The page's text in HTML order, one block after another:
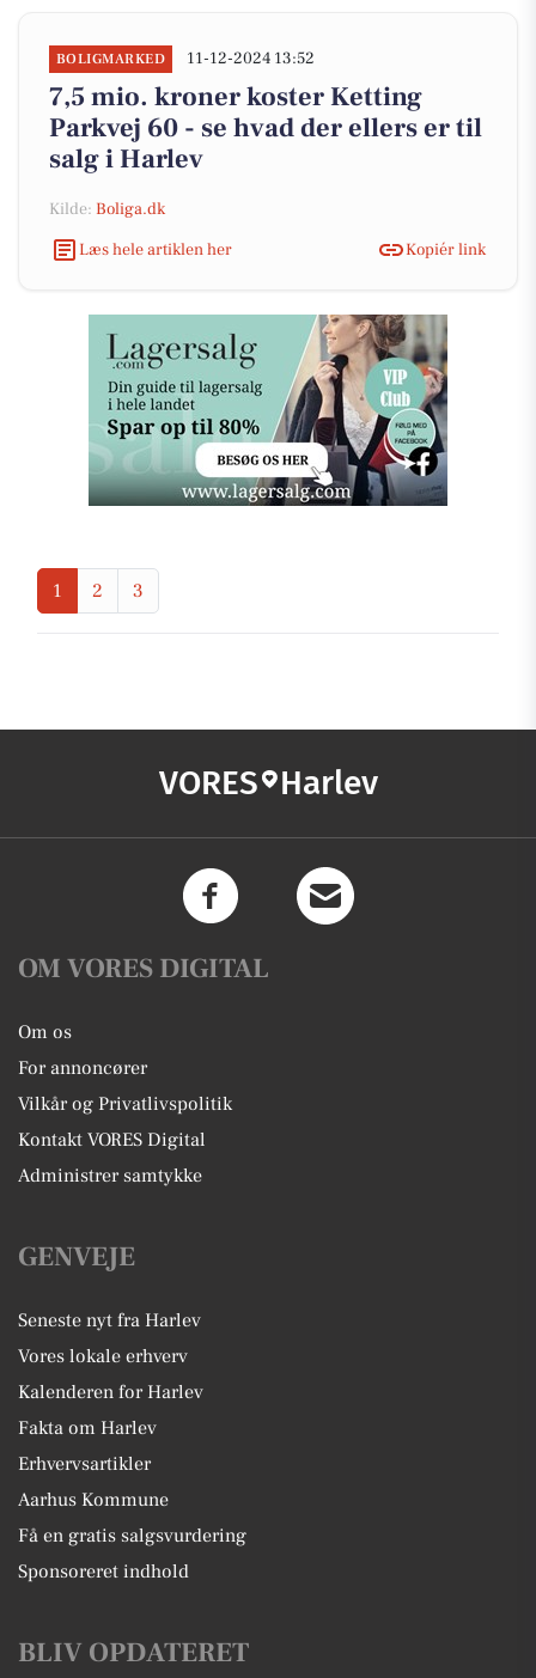
BOLIGMARKED 11-12-2024 13:52
7,5 mio. kroner koster Ketting
Parkvej 60 - se hvad der ellers er til
salg i Harlev
Kilde: Boliga.dk
Læs hele artiklen her
Kopiér link
1 2 3
VORES Harlev
OM VORES DIGITAL
Om os
For annoncører
Vilkår og Privatlivspolitik
Kontakt VORES Digital
Administrer samtykke
GENVEJE
Seneste nyt fra Harlev
Vores lokale erhverv
Kalenderen for Harlev
Fakta om Harlev
Erhvervsartikler
Aarhus Kommune
Få en gratis salgsvurdering
Sponsoreret indhold
BLIV OPDATERET